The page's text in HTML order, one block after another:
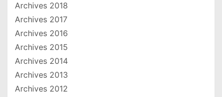
Archives 2018
Archives 2017
Archives 2016
Archives 2015
Archives 2014
Archives 2013
Archives 2012